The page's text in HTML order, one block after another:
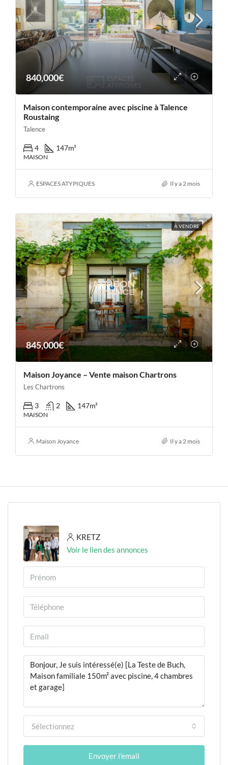
840,000€
Maison contemporaine avec piscine à Talence
Roustaing
Talence
4 147m²
MAISON
ESPACES ATYPIQUES Il y a 2 mois
À VENDRE
845,000€
Maison Joyance – Vente maison Chartrons
Les Chartrons
3 2 147m²
MAISON
Maison Joyance Il y a 2 mois
KRETZ
Voir le lien des annonces
Sélectionnez
Envoyer l'email